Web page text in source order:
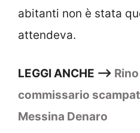
abitanti non è stata
attendeva.
LEGGI ANCHE –>
commissario
Messina Denaro